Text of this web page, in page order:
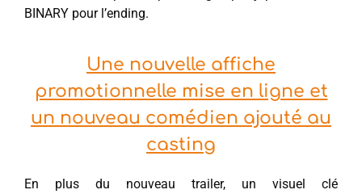
BINARY pour l’ending.
Une nouvelle affiche
promotionnelle mise en ligne et
un nouveau comédien ajouté au
casting
En plus du nouveau trailer, un visuel clé